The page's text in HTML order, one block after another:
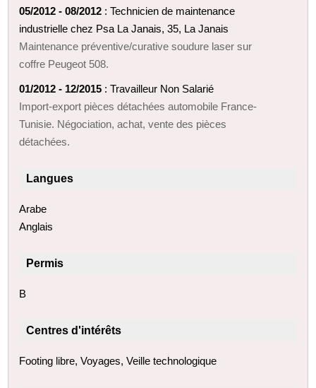
05/2012 - 08/2012 : Technicien de maintenance
industrielle chez Psa La Janais, 35, La Janais
Maintenance préventive/curative soudure laser sur
coffre Peugeot 508.
01/2012 - 12/2015 : Travailleur Non Salarié
Import-export pièces détachées automobile France-
Tunisie. Négociation, achat, vente des pièces
détachées.
Langues
Arabe
Anglais
Permis
B
Centres d'intérêts
Footing libre, Voyages, Veille technologique